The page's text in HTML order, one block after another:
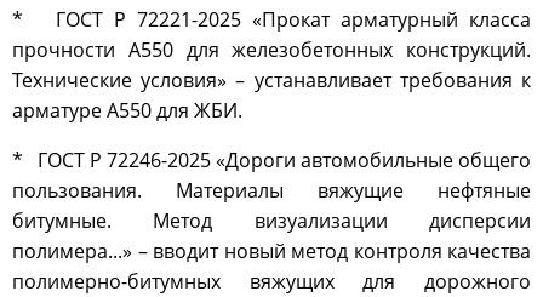
* ГОСТ Р 72221-2025 «Прокат арматурный класса
прочности А550 для железобетонных конструкций.
Технические условия» – устанавливает требования к
арматуре А550 для ЖБИ.
* ГОСТ Р 72246-2025 «Дороги автомобильные общего
пользования. Материалы вяжущие нефтяные
битумные. Метод визуализации дисперсии
полимера...» – вводит новый метод контроля качества
полимерно-битумных вяжущих для дорожного